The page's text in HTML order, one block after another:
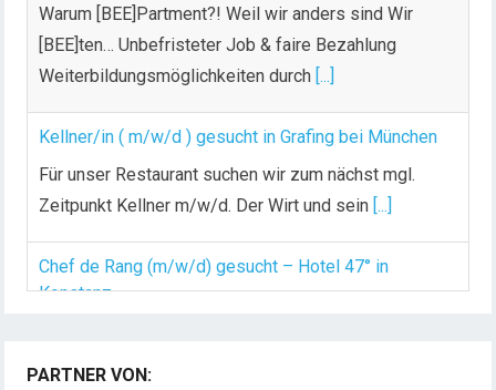
Für unser Restaurant suchen wir zum nächst mgl.
Zeitpunkt Kellner m/w/d. Der Wirt und sein
Chef de Rang (m/w/d) gesucht – Hotel 47° in
Dein Arbeitsplatz mit Urlaubsfeeling Chef de Rang
liebst[...]
Chef de Rang (alle Geschlechter) im Seminarhotel
PARTNER VON: